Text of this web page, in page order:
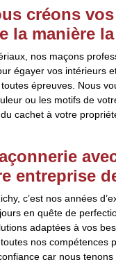
créons
la manière
nos maçons
égayer vos intérieurs
épreuves. Nous
ou les motifs de
cachet à votre
entreprise
c’est nos années
en quête de
adaptées à vos
nos compétences
car nous